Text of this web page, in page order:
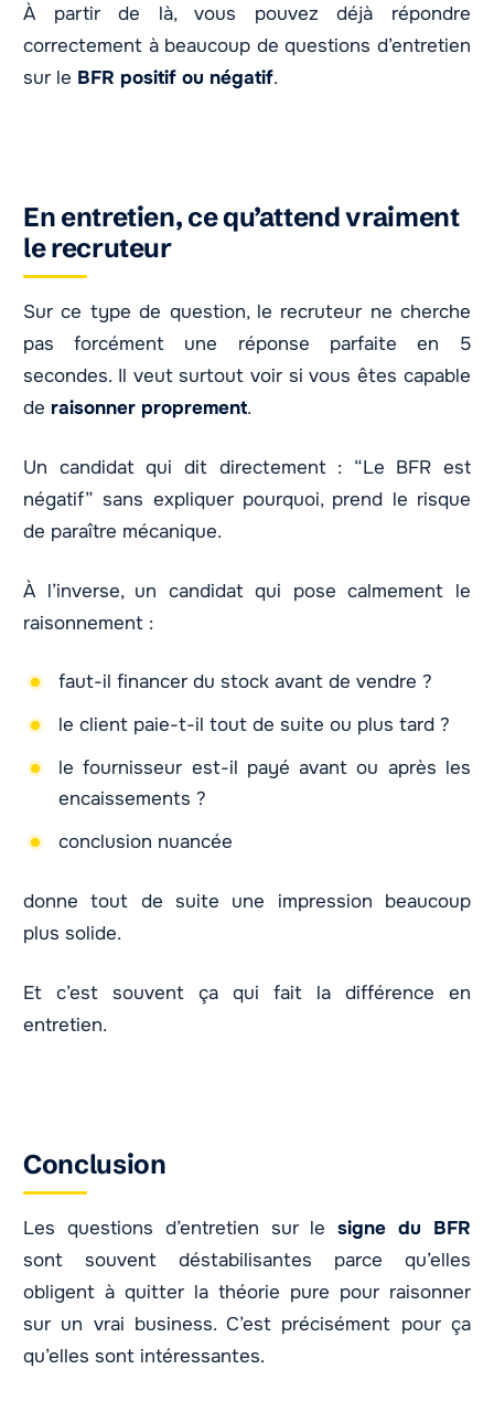
À partir de là, vous pouvez déjà répondre
correctement à beaucoup de questions d’entretien
sur le BFR positif ou négatif.
En entretien, ce qu’attend vraiment
le recruteur
Sur ce type de question, le recruteur ne cherche
pas forcément une réponse parfaite en 5
secondes. Il veut surtout voir si vous êtes capable
de raisonner proprement.
Un candidat qui dit directement : “Le BFR est
négatif” sans expliquer pourquoi, prend le risque
de paraître mécanique.
À l’inverse, un candidat qui pose calmement le
raisonnement :
faut-il financer du stock avant de vendre ?
le client paie-t-il tout de suite ou plus tard ?
le fournisseur est-il payé avant ou après les
encaissements ?
conclusion nuancée
donne tout de suite une impression beaucoup
plus solide.
Et c’est souvent ça qui fait la différence en
entretien.
Conclusion
Les questions d’entretien sur lesigne du BFR
sont souvent déstabilisantes parce qu’elles
obligent à quitter la théorie pure pour raisonner
sur un vrai business. C’est précisément pour ça
qu’elles sont intéressantes.